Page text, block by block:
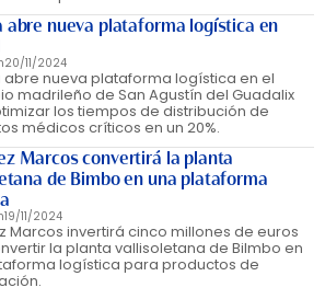
abre nueva plataforma logística en
20/11/2024
abre nueva plataforma logística en el
madrileño de San Agustín del Guadalix
los tiempos de distribución de
médicos críticos en un 20%.
Marcos convertirá la planta
de Bimbo en una plataforma
19/11/2024
Marcos invertirá cinco millones de euros
la planta vallisoletana de Bilmbo en
logística para productos de